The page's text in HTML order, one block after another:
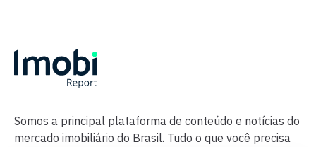
Somos a principal plataforma de conteúdo e notícias do
mercado imobiliário do Brasil. Tudo o que você precisa